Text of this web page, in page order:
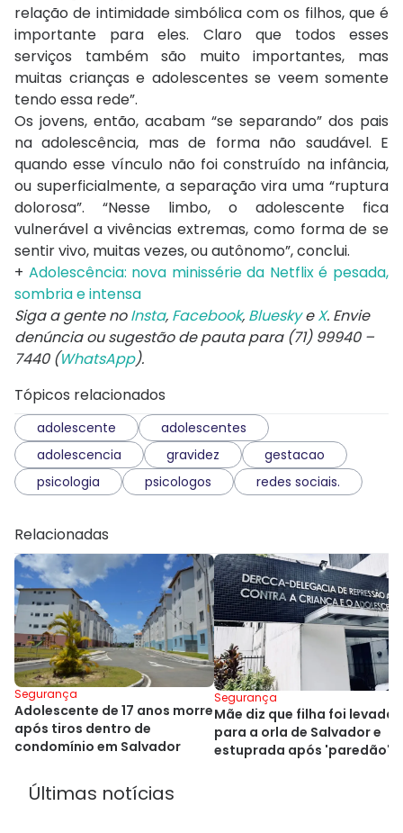
relação de intimidade simbólica com os filhos, que é
importante para eles. Claro que todos esses
serviços também são muito importantes, mas
muitas crianças e adolescentes se veem somente
tendo essa rede”.
Os jovens, então, acabam “se separando” dos pais
na adolescência, mas de forma não saudável. E
quando esse vínculo não foi construído na infância,
ou superficialmente, a separação vira uma “ruptura
dolorosa”. “Nesse limbo, o adolescente fica
vulnerável a vivências extremas, como forma de se
sentir vivo, muitas vezes, ou autônomo”, conclui.
+ Adolescência: nova minissérie da Netflix é pesada,
sombria e intensa
Siga a gente noInsta, Facebook, BlueskyeX. Envie
denúncia ou sugestão de pauta para (71) 99940 –
7440 (WhatsApp).
Tópicos relacionados
adolescente
adolescentes
adolescencia
gravidez
gestacao
psicologia
psicologos redes sociais.
Relacionadas
Segurança
Adolescente de 17 anos morre
após tiros dentro de
condomínio em Salvador
Segurança
Mãe diz que filha foi levada
para a orla de Salvador e
estuprada após 'paredão'
Últimas notícias